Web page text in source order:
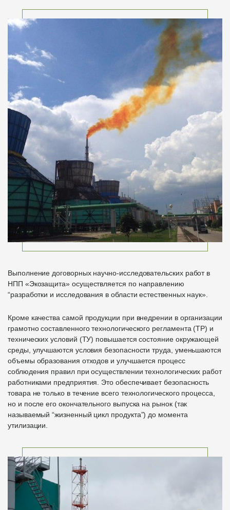
Выполнение договорных научно-исследовательских работ в
НПП «Экозащита» осуществляется по направлению
“разработки и исследования в области естественных наук».
Кроме качества самой продукции при внедрении в организации
грамотно составленного технологического регламента (ТР) и
технических условий (ТУ) повышается состояние окружающей
среды, улучшаются условия безопасности труда, уменьшаются
объемы образования отходов и улучшается процесс
соблюдения правил при осуществлении технологических работ
работниками предприятия. Это обеспечивает безопасность
товара не только в течение всего технологического процесса,
но и после его окончательного выпуска на рынок (так
называемый “жизненный цикл продукта”) до момента
утилизации.